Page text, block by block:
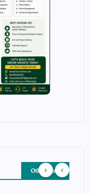
Other Story